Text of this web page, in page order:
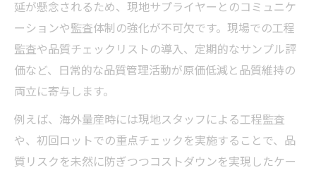
延が懸念されるため、現地サプライヤーとのコミュニケ
ーションや監査体制の強化が不可欠です。現場での工程
監査や品質チェックリストの導入、定期的なサンプル評
価など、日常的な品質管理活動が原価低減と品質維持の
両立に寄与します。
例えば、海外量産時には現地スタッフによる工程監査
や、初回ロットでの重点チェックを実施することで、品
質リスクを未然に防ぎつつコストダウンを実現したケー